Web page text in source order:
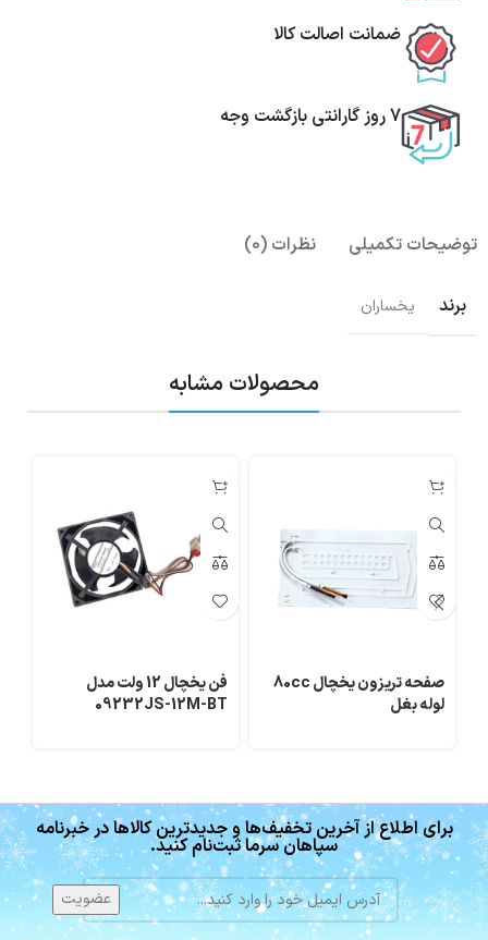
ضمانت اصالت کالا
7 روز گارانتی بازگشت وجه
توضیحات تکمیلی نظرات (0)
برند یخساران
محصولات مشابه
صفحه تریزون یخچال 80cc
لوله بغل
فن یخچال 12 ولت مدل
09232JS-12M-BT
برای اطلاع از آخرین تخفیف‌ها و جدیدترین کالاها در خبرنامه
سپاهان سرما ثبت‌نام کنید.